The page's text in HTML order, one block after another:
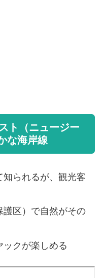
ト（ニュージー
な海岸線
知られるが、観光客
護区）で自然がその
クが楽しめる